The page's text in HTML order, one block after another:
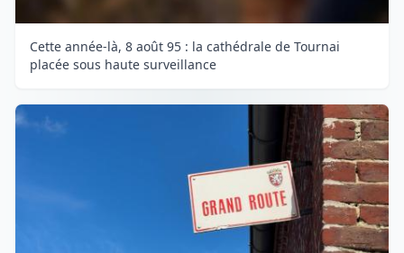
Cette année-là, 8 août 95 : la cathédrale de Tournai
placée sous haute surveillance